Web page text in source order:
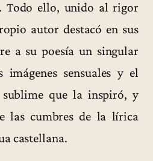
Todo ello, unido al rigor
autor destacó en sus
a su poesía un singular
sensuales y el
que la inspiró, y
las cumbres de la lírica
castellana.